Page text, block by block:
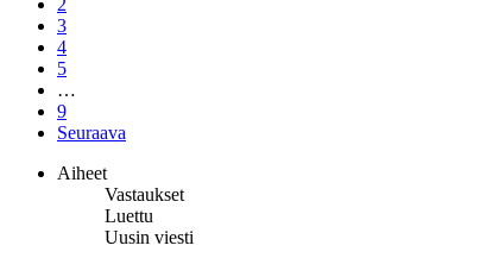
3
4
5
…
9
Seuraava
Aiheet
Vastaukset
Luettu
Uusin viesti